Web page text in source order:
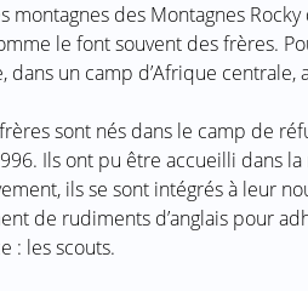
montagnes des Montagnes
le font souvent des frères.
dans un camp d’Afrique centrale,
sont nés dans le camp de
Ils ont pu être accueilli dans
ils se sont intégrés à leur
de rudiments d’anglais pour
: les scouts.